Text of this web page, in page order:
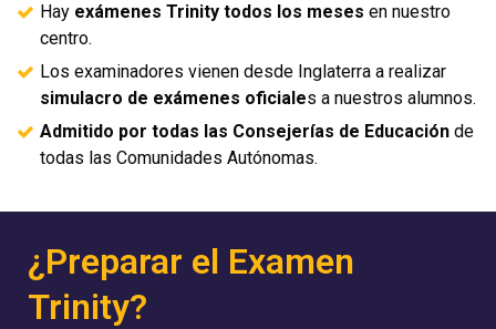
Hay exámenes Trinity todos los meses en nuestro
centro.
Los examinadores vienen desde Inglaterra a realizar
simulacro de exámenes oficiales a nuestros alumnos.
Admitido por todas las Consejerías de Educación de
todas las Comunidades Autónomas.
¿Preparar el Examen
Trinity?